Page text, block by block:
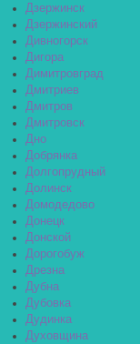
Дзержинск
Дзержинский
Дивногорск
Дигора
Димитровград
Дмитриев
Дмитров
Дмитровск
Дно
Добрянка
Долгопрудный
Долинск
Домодедово
Донецк
Донской
Дорогобуж
Дрезна
Дубна
Дубовка
Дудинка
Духовщина